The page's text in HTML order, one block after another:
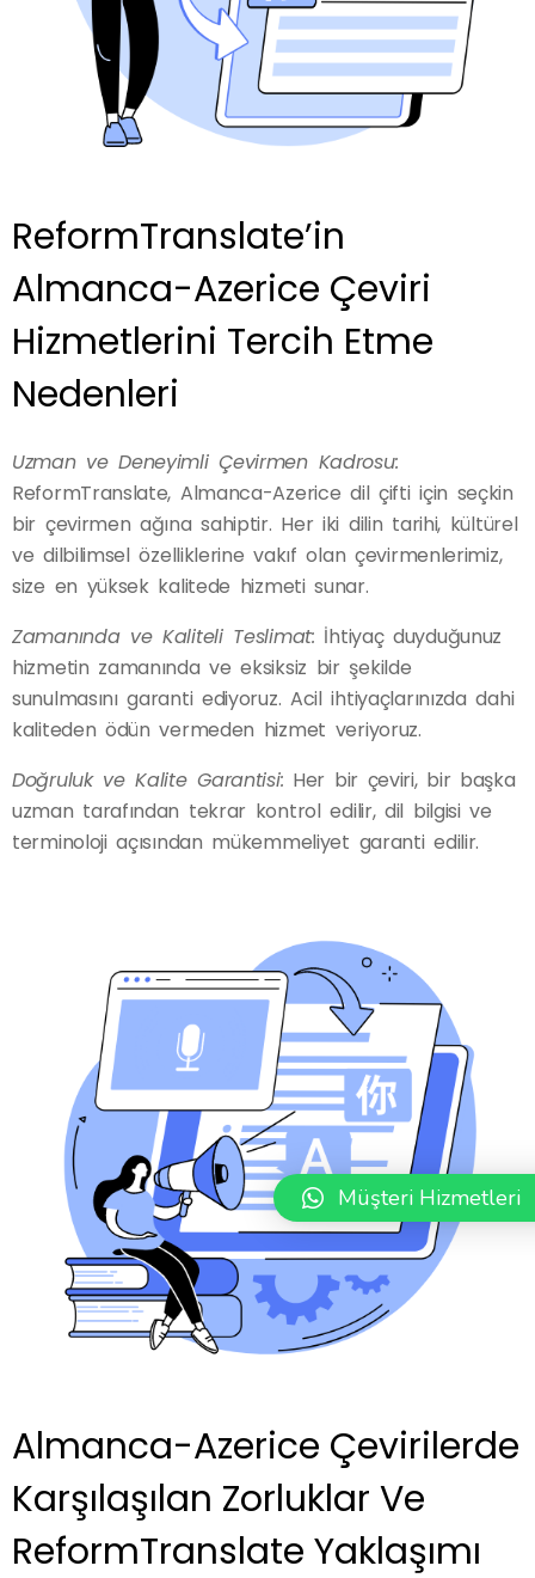
ReformTranslate’in
Almanca-Azerice Çeviri
Hizmetlerini Tercih Etme
Nedenleri
Uzman ve Deneyimli Çevirmen Kadrosu:
ReformTranslate, Almanca-Azerice dil çifti için seçkin
bir çevirmen ağına sahiptir. Her iki dilin tarihi, kültürel
ve dilbilimsel özelliklerine vakıf olan çevirmenlerimiz,
size en yüksek kalitede hizmeti sunar.
Zamanında ve Kaliteli Teslimat: İhtiyaç duyduğunuz
hizmetin zamanında ve eksiksiz bir şekilde
sunulmasını garanti ediyoruz. Acil ihtiyaçlarınızda dahi
kaliteden ödün vermeden hizmet veriyoruz.
Doğruluk ve Kalite Garantisi: Her bir çeviri, bir başka
uzman tarafından tekrar kontrol edilir, dil bilgisi ve
terminoloji açısından mükemmeliyet garanti edilir.
Almanca-Azerice Çevirilerde
Karşılaşılan Zorluklar Ve
ReformTranslate Yaklaşımı
Müşteri Hizmetleri